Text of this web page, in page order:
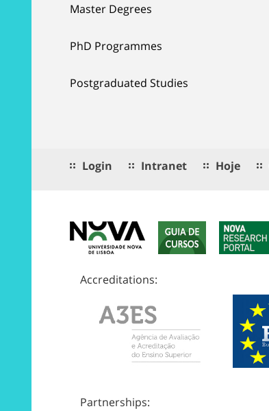
Master Degrees
PhD Programmes
Postgraduated Studies
Login Intranet Hoje
Accreditations:
Partnerships: